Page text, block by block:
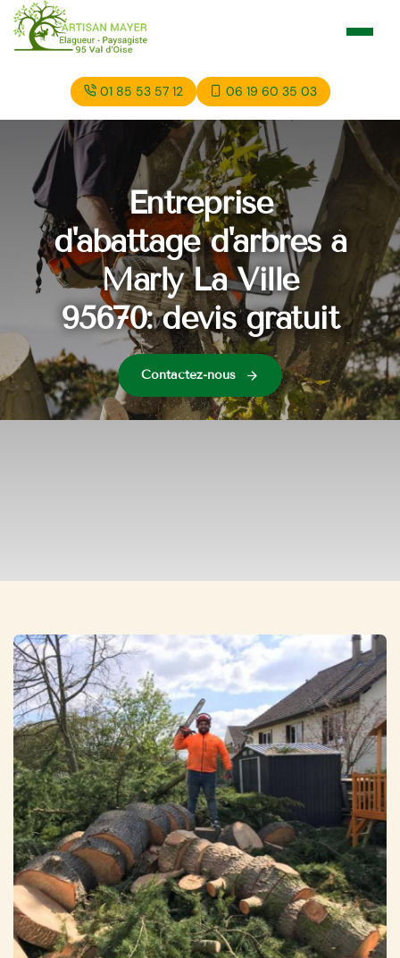
01 85 53 57 12 06 19 60 35 03
Entreprise
d'abattage d'arbres à
Marly La Ville
95670: devis gratuit
Contactez-nous